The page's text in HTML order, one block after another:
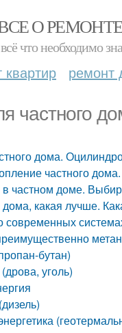
О
что необходимо
квартир ремонт
частного
дома.
частного
частном доме.
какая лучше.
современных
бутан)
уголь)